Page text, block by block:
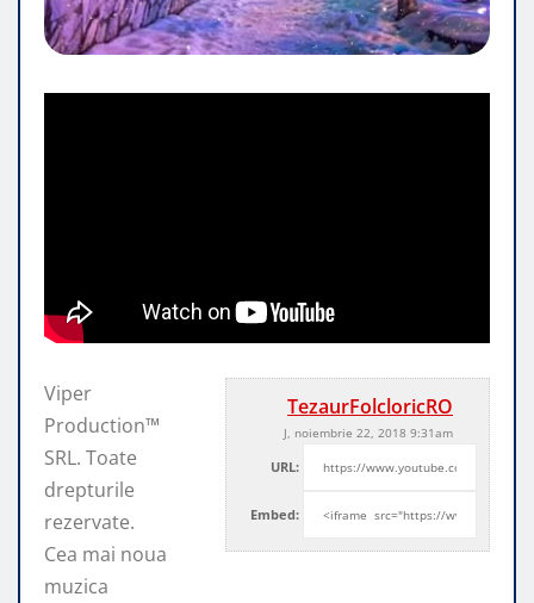
TezaurFolcloricRO
J, noiembrie 22, 2018 9:31am
URL:
Embed:
Viper
Production™
SRL. Toate
drepturile
rezervate.
Cea mai noua
muzica